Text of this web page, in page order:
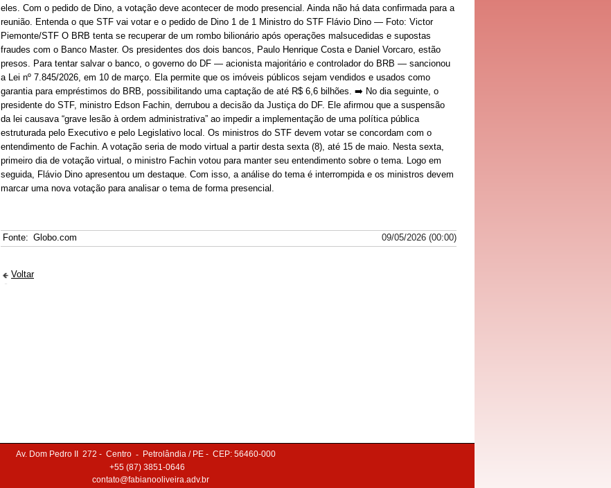
eles. Com o pedido de Dino, a votação deve acontecer de modo presencial. Ainda não há data confirmada para a
reunião. Entenda o que STF vai votar e o pedido de Dino 1 de 1 Ministro do STF Flávio Dino — Foto: Victor
Piemonte/STF O BRB tenta se recuperar de um rombo bilionário após operações malsucedidas e supostas
fraudes com o Banco Master. Os presidentes dos dois bancos, Paulo Henrique Costa e Daniel Vorcaro, estão
presos. Para tentar salvar o banco, o governo do DF — acionista majoritário e controlador do BRB — sancionou
a Lei nº 7.845/2026, em 10 de março. Ela permite que os imóveis públicos sejam vendidos e usados como
garantia para empréstimos do BRB, possibilitando uma captação de até R$ 6,6 bilhões. ➡️ No dia seguinte, o
presidente do STF, ministro Edson Fachin, derrubou a decisão da Justiça do DF. Ele afirmou que a suspensão
da lei causava “grave lesão à ordem administrativa” ao impedir a implementação de uma política pública
estruturada pelo Executivo e pelo Legislativo local. Os ministros do STF devem votar se concordam com o
entendimento de Fachin. A votação seria de modo virtual a partir desta sexta (8), até 15 de maio. Nesta sexta,
primeiro dia de votação virtual, o ministro Fachin votou para manter seu entendimento sobre o tema. Logo em
seguida, Flávio Dino apresentou um destaque. Com isso, a análise do tema é interrompida e os ministros devem
marcar uma nova votação para analisar o tema de forma presencial.
Fonte: Globo.com 09/05/2026 (00:00)
Voltar
Av. Dom Pedro II 272 - Centro - Petrolândia/ PE - CEP: 56460-000
+55 (87) 3851-0646
contato@fabianooliveira.adv.br